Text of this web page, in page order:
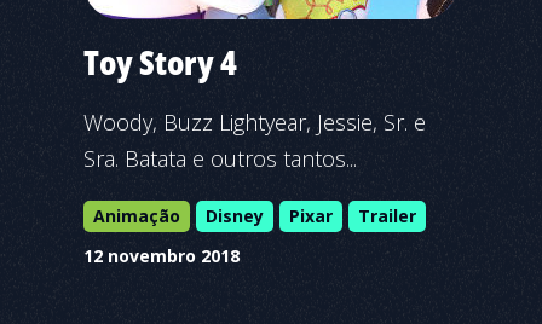
Toy Story 4
Woody, Buzz Lightyear, Jessie, Sr. e
Sra. Batata e outros tantos...
Animação Disney Pixar
Trailer
12 novembro 2018